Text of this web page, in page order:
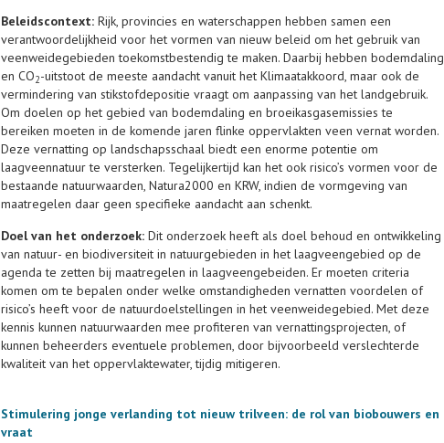
Beleidscontext: Rijk, provincies en waterschappen hebben samen een
verantwoordelijkheid voor het vormen van nieuw beleid om het gebruik van
veenweidegebieden toekomstbestendig te maken. Daarbij hebben bodemdaling
en CO2-uitstoot de meeste aandacht vanuit het Klimaatakkoord, maar ook de
vermindering van stikstofdepositie vraagt om aanpassing van het landgebruik.
Om doelen op het gebied van bodemdaling en broeikasgasemissies te
bereiken moeten in de komende jaren flinke oppervlakten veen vernat worden.
Deze vernatting op landschapsschaal biedt een enorme potentie om
laagveennatuur te versterken. Tegelijkertijd kan het ook risico’s vormen voor de
bestaande natuurwaarden, Natura2000 en KRW, indien de vormgeving van
maatregelen daar geen specifieke aandacht aan schenkt.
Doel van het onderzoek: Dit onderzoek heeft als doel behoud en ontwikkeling
van natuur- en biodiversiteit in natuurgebieden in het laagveengebied op de
agenda te zetten bij maatregelen in laagveengebeiden. Er moeten criteria
komen om te bepalen onder welke omstandigheden vernatten voordelen of
risico’s heeft voor de natuurdoelstellingen in het veenweidegebied. Met deze
kennis kunnen natuurwaarden mee profiteren van vernattingsprojecten, of
kunnen beheerders eventuele problemen, door bijvoorbeeld verslechterde
kwaliteit van het oppervlaktewater, tijdig mitigeren.
Stimulering jonge verlanding tot nieuw trilveen: de rol van biobouwers en
vraat